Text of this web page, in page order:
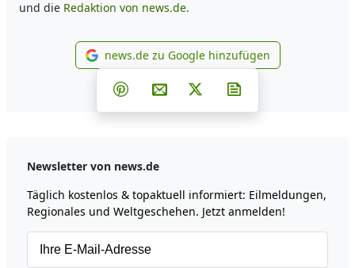
und die Redaktion von news.de.
news.de zu Google
news.de zu Google hinzufügen
Teilen auf Facebook
Teilen auf Whatsapp
Teilen auf Telegram
Teilen auf Pinterest
Per E-Mail teilen
Post auf X
Newsletter von news.de
Täglich kostenlos & topaktuell informiert: Eilmeldungen,
Regionales und Weltgeschehen. Jetzt anmelden!